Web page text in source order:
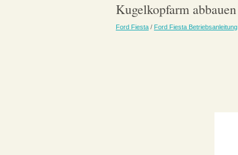
Kugelkopfarm abbauen
Ford Fiesta / Ford Fiesta Betriebsanleitung